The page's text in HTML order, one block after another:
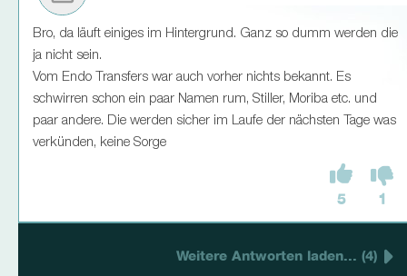
Bro, da läuft einiges im Hintergrund. Ganz so dumm werden die
ja nicht sein.
Vom Endo Transfers war auch vorher nichts bekannt. Es
schwirren schon ein paar Namen rum, Stiller, Moriba etc. und
paar andere. Die werden sicher im Laufe der nächsten Tage was
verkünden, keine Sorge
5 1
Weitere Antworten laden... (4)